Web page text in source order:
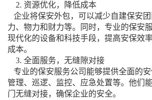
2. 资源优化，降低成本
企业将保安外包，可以减少自建保安
力、物力和财力等。同时，专业的保安
现代化的设备和科技手段，提高安保效
成本。
3. 全面服务，无缝隙对接
专业的保安服务公司能够提供全面的
管理、巡逻、监控、应急处置等。他们
门无缝对接，确保企业的安全。